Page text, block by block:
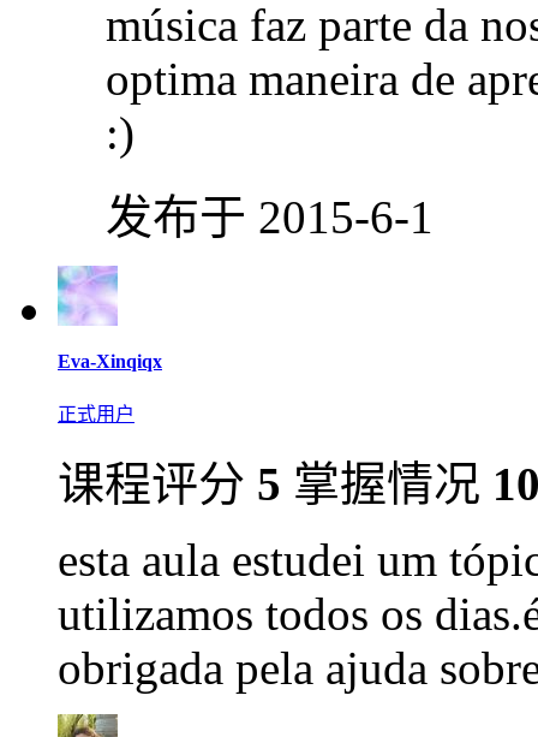
música faz parte da
optima maneira de
:)
发布于 2015-6-1
Eva-Xinqiqx
正式用户
课程评分 5 掌握情况
esta aula estudei um
utilizamos todos os
obrigada pela ajuda